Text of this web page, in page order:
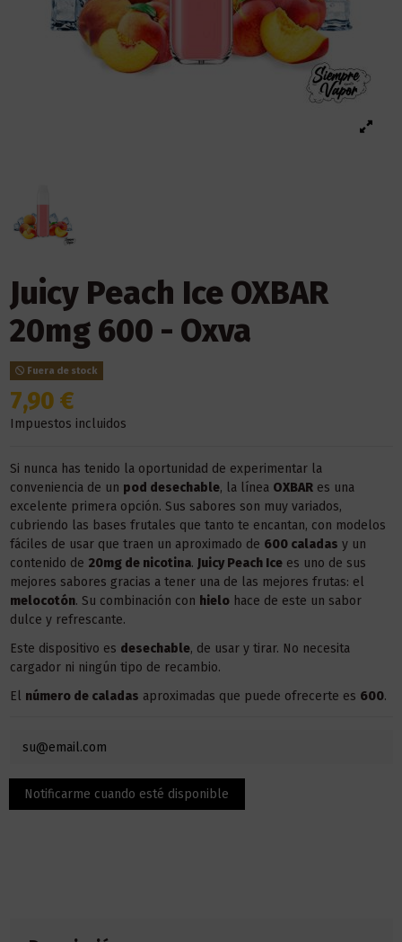
Juicy Peach Ice OXBAR
20mg 600 - Oxva
Fuera de stock
7,90 €
Impuestos incluidos
Si nunca has tenido la oportunidad de experimentar la
conveniencia de un pod desechable, la línea OXBARes una
excelente primera opción. Sus sabores son muy variados,
cubriendo las bases frutales que tanto te encantan, con modelos
fáciles de usar que traen un aproximado de 600 caladas y un
contenido de 20mg de nicotina. Juicy Peach Icees uno de sus
mejores sabores gracias a tener una de las mejores frutas: el
melocotón. Su combinación con hielohace de este un sabor
dulce y refrescante.
Este dispositivo es desechable, de usar y tirar. No necesita
cargador ni ningún tipo de recambio.
El número de caladas aproximadas que puede ofrecerte es 600.